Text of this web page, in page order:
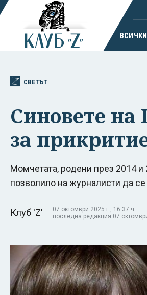
СВЕТЪТ
Синовете
за
Момчетата, родени през 2014 и
позволило на журналисти да
Клуб 'Z'
07 октомври 2025 г., 16:37 ч.
последна редакция 07